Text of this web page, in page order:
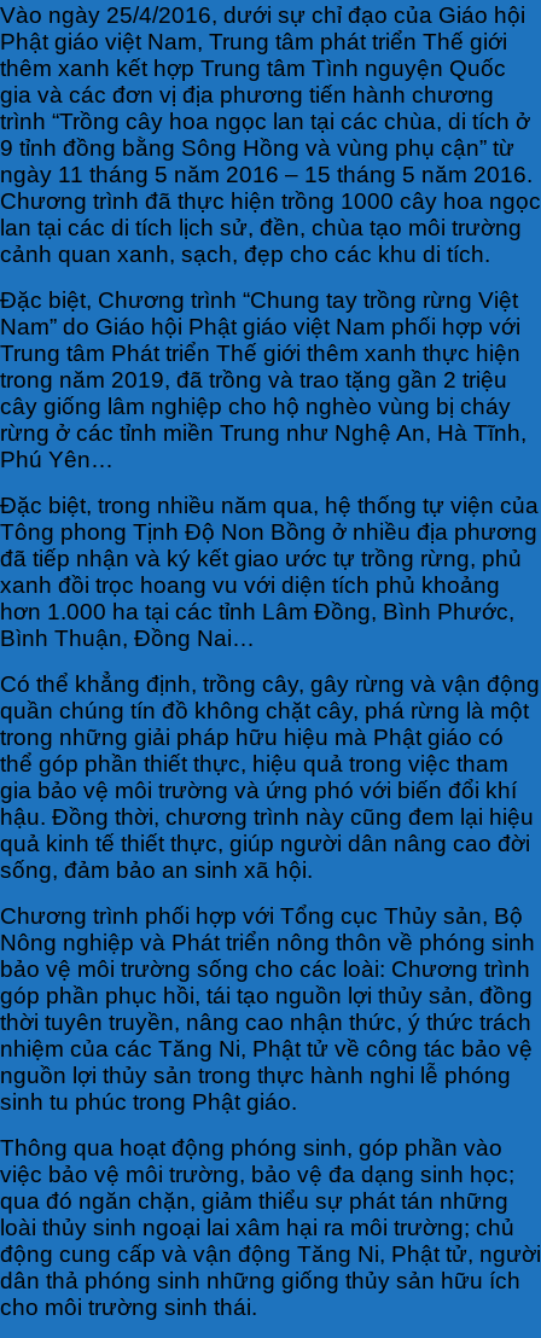
Vào ngày 25/4/2016, dưới sự chỉ đạo của Giáo hội
Phật giáo việt Nam, Trung tâm phát triển Thế giới
thêm xanh kết hợp Trung tâm Tình nguyện Quốc
gia và các đơn vị địa phương tiến hành chương
trình “Trồng cây hoa ngọc lan tại các chùa, di tích ở
9 tỉnh đồng bằng Sông Hồng và vùng phụ cận” từ
ngày 11 tháng 5 năm 2016 – 15 tháng 5 năm 2016.
Chương trình đã thực hiện trồng 1000 cây hoa ngọc
lan tại các di tích lịch sử, đền, chùa tạo môi trường
cảnh quan xanh, sạch, đẹp cho các khu di tích.
Đặc biệt, Chương trình “Chung tay trồng rừng Việt
Nam” do Giáo hội Phật giáo việt Nam phối hợp với
Trung tâm Phát triển Thế giới thêm xanh thực hiện
trong năm 2019, đã trồng và trao tặng gần 2 triệu
cây giống lâm nghiệp cho hộ nghèo vùng bị cháy
rừng ở các tỉnh miền Trung như Nghệ An, Hà Tĩnh,
Phú Yên…
Đặc biệt, trong nhiều năm qua, hệ thống tự viện của
Tông phong Tịnh Độ Non Bồng ở nhiều địa phương
đã tiếp nhận và ký kết giao ước tự trồng rừng, phủ
xanh đồi trọc hoang vu với diện tích phủ khoảng
hơn 1.000 ha tại các tỉnh Lâm Đồng, Bình Phước,
Bình Thuận, Đồng Nai…
Có thể khẳng định, trồng cây, gây rừng và vận động
quần chúng tín đồ không chặt cây, phá rừng là một
trong những giải pháp hữu hiệu mà Phật giáo có
thể góp phần thiết thực, hiệu quả trong việc tham
gia bảo vệ môi trường và ứng phó với biến đổi khí
hậu. Đồng thời, chương trình này cũng đem lại hiệu
quả kinh tế thiết thực, giúp người dân nâng cao đời
sống, đảm bảo an sinh xã hội.
Chương trình phối hợp với Tổng cục Thủy sản, Bộ
Nông nghiệp và Phát triển nông thôn về phóng sinh
bảo vệ môi trường sống cho các loài: Chương trình
góp phần phục hồi, tái tạo nguồn lợi thủy sản, đồng
thời tuyên truyền, nâng cao nhận thức, ý thức trách
nhiệm của các Tăng Ni, Phật tử về công tác bảo vệ
nguồn lợi thủy sản trong thực hành nghi lễ phóng
sinh tu phúc trong Phật giáo.
Thông qua hoạt động phóng sinh, góp phần vào
việc bảo vệ môi trường, bảo vệ đa dạng sinh học;
qua đó ngăn chặn, giảm thiểu sự phát tán những
loài thủy sinh ngoại lai xâm hại ra môi trường; chủ
động cung cấp và vận động Tăng Ni, Phật tử, người
dân thả phóng sinh những giống thủy sản hữu ích
cho môi trường sinh thái.